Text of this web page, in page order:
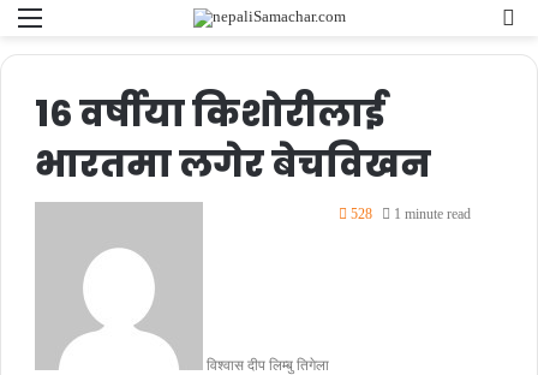
Menu
१६ वर्षीया किशोरीलाई
भारतमा लगेर बेचविखन
विश्वास दीप लिम्बु तिगेला
528 1 minute read